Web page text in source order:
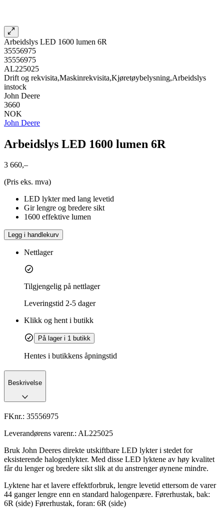
Arbeidslys LED 1600 lumen 6R
35556975
35556975
AL225025
Drift og rekvisita,Maskinrekvisita,Kjøretøybelysning,Arbeidslys
instock
John Deere
3660
NOK
John Deere
Arbeidslys LED 1600 lumen 6R
3 660,–
(Pris eks. mva)
LED lykter med lang levetid
Gir lengre og bredere sikt
1600 effektive lumen
Legg i handlekurv
Nettlager
Tilgjengelig på nettlager
Leveringstid 2-5 dager
Klikk og hent i butikk
På lager i 1 butikk
Hentes i butikkens åpningstid
Beskrivelse
FKnr.: 35556975
Leverandørens varenr.: AL225025
Bruk John Deeres direkte utskiftbare LED lykter i stedet for
eksisterende halogenlykter. Med disse LED lyktene av høy kvalitet
får du lenger og bredere sikt slik at du anstrenger øynene mindre.
Lyktene har et lavere effektforbruk, lengre levetid ettersom de varer
44 ganger lengre enn en standard halogenpære. Førerhustak, bak:
6R (side) Førerhustak, foran: 6R (side)